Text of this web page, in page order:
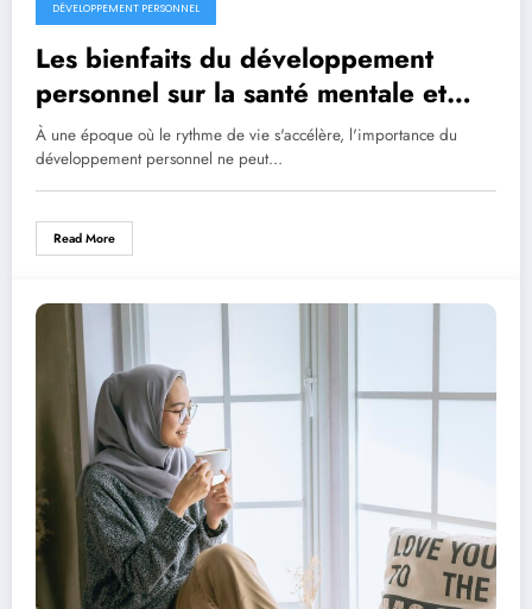
DÉVELOPPEMENT PERSONNEL
Les bienfaits du développement
personnel sur la santé mentale et
physique
À une époque où le rythme de vie s'accélère, l'importance du
développement personnel ne peut…
Read More